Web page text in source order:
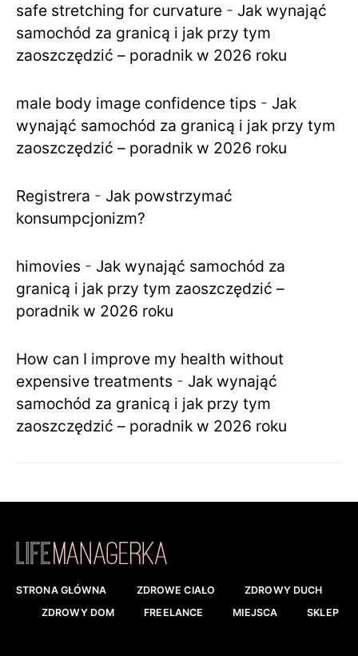
safe stretching for curvature - Jak wynająć
samochód za granicą i jak przy tym
zaoszczędzić – poradnik w 2026 roku
male body image confidence tips - Jak
wynająć samochód za granicą i jak przy tym
zaoszczędzić – poradnik w 2026 roku
Registrera - Jak powstrzymać
konsumpcjonizm?
himovies - Jak wynająć samochód za
granicą i jak przy tym zaoszczędzić –
poradnik w 2026 roku
How can I improve my health without
expensive treatments - Jak wynająć
samochód za granicą i jak przy tym
zaoszczędzić – poradnik w 2026 roku
STRONA GŁÓWNA ZDROWE CIAŁO
ZDROWY DUCH
ZDROWY DOM
FREELANCE MIEJSCA SKLEP